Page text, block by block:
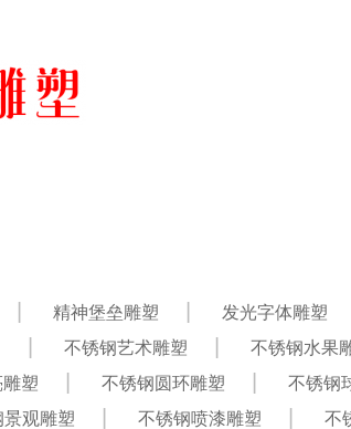
精神堡垒雕塑 发光字体雕塑
不锈钢艺术雕塑 不锈钢水果
塑
不锈钢圆环雕塑 不锈钢
观雕塑 不锈钢喷漆雕塑 不